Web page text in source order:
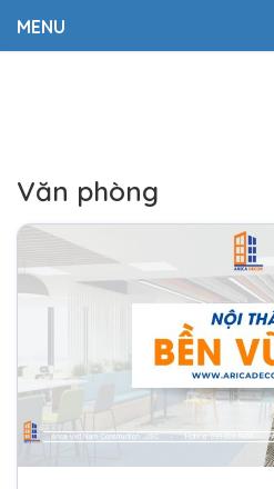
MENU
Văn phòng